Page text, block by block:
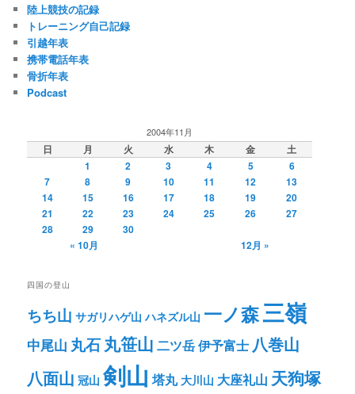
陸上競技の記録
トレーニング自己記録
引越年表
携帯電話年表
骨折年表
Podcast
2004年11月
日 月 火 水 木 金
土
1
2 3 4 5
6
7
8 9 10 11 12
13
14
15 16 17 18 19
20
21
22 23 24 25 26
27
28
29
30
« 10月
12月 »
四国の登山
ちち山 サガリハゲ山 ハネズル山 一ノ森三嶺
中尾山 丸石丸笹山 二ツ岳伊予富士 八巻山
八面山 冠山 剣山 塔丸 大川山 大座礼山 天狗塚